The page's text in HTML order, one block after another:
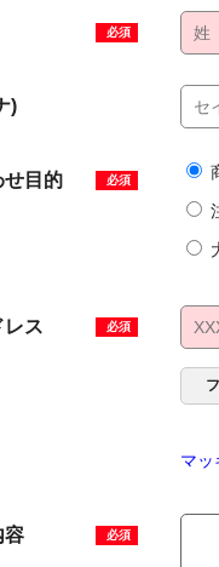
必須
)
せ目的 必須
レス 必須
マッ
容 必須